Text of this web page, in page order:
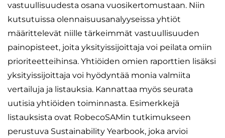
vastuullisuudesta osana vuosikertomustaan. Niin
kutsutuissa olennaisuusanalyyseissa yhtiöt
määrittelevät niille tärkeimmät vastuullisuuden
painopisteet, joita yksityissijoittaja voi peilata omiin
prioriteetteihinsa. Yhtiöiden omien raporttien lisäksi
yksityissijoittaja voi hyödyntää monia valmiita
vertailuja ja listauksia. Kannattaa myös seurata
uutisia yhtiöiden toiminnasta. Esimerkkejä
listauksista ovat RobecoSAMin tutkimukseen
perustuva Sustainability Yearbook, joka arvioi